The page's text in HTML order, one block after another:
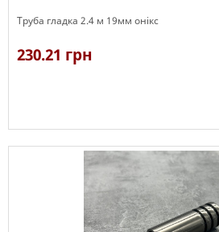
Труба гладка 2.4 м 19мм онікс
230.21 грн